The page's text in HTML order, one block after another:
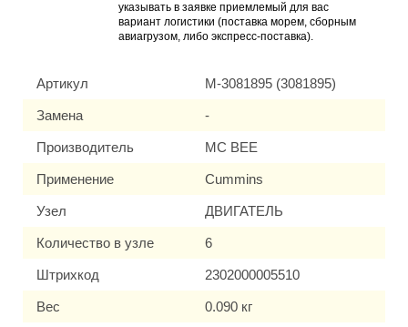
указывать в заявке приемлемый для вас
вариант логистики (поставка морем, сборным
авиагрузом, либо экспресс-поставка).
Артикул M-3081895 (3081895)
Замена -
Производитель MC BEE
Применение Cummins
Узел ДВИГАТЕЛЬ
Количество в узле 6
Штрихкод 2302000005510
Вес 0.090 кг